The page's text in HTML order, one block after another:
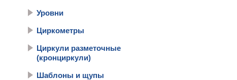
Уровни
Циркометры
Циркули разметочные
(кронциркули)
Шаблоны и щупы